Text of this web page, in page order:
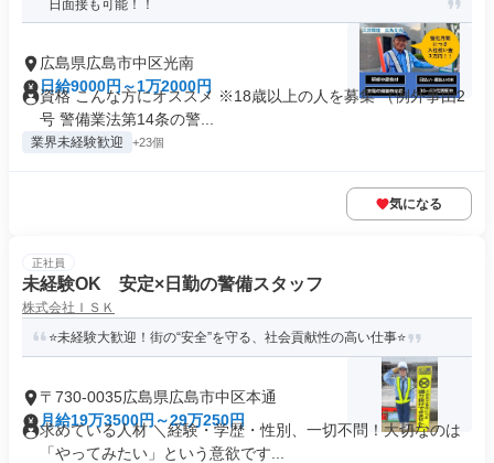
日面接も可能！！
広島県広島市中区光南
日給9000円～1万2000円
資格 こんな方にオススメ ※18歳以上の人を募集 （例外事由2
号 警備業法第14条の警...
業界未経験歓迎 +23個
気になる
正社員
未経験OK 安定×日勤の警備スタッフ
株式会社ＩＳＫ
⭐未経験大歓迎！街の“安全”を守る、社会貢献性の高い仕事⭐
〒730-0035広島県広島市中区本通
月給19万3500円～29万250円
求めている人材 ＼経験・学歴・性別、一切不問！大切なのは
「やってみたい」という意欲です...